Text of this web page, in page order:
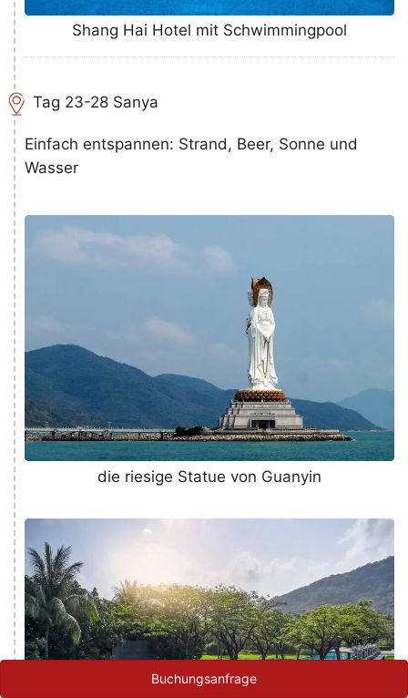
Shang Hai Hotel mit Schwimmingpool
Tag 23-28 Sanya
Einfach entspannen: Strand, Beer, Sonne und
Wasser
die riesige Statue von Guanyin
Buchungsanfrage